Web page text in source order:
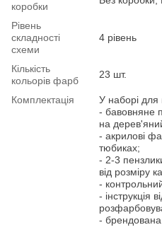
коробки
Рівень
складності
схеми
4 рівень
Кількість
кольорів фарб
23 шт.
Комплектація
У наборі
- бавовняне
на
- акрилові
тюбиках;
- 2-3
від розміру
-
- інструкція
- брендована